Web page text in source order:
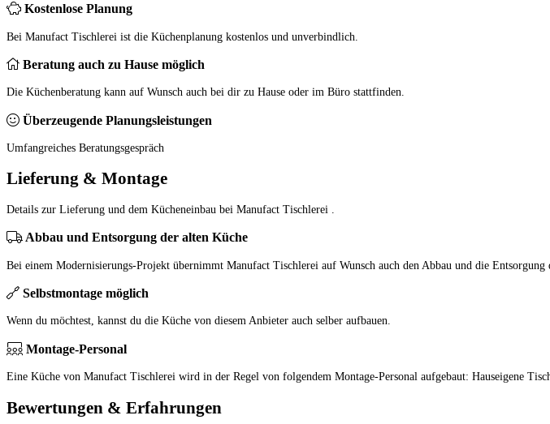
Kostenlose Planung
Bei Manufact Tischlerei ist die Küchenplanung kostenlos und unverbindlich.
Beratung auch zu Hause möglich
Die Küchenberatung kann auf Wunsch auch bei dir zu Hause oder im Büro stattfinden.
Überzeugende Planungsleistungen
Umfangreiches Beratungsgespräch
Lieferung & Montage
Details zur Lieferung und dem Kücheneinbau bei Manufact Tischlerei .
Abbau und Entsorgung der alten Küche
Bei einem Modernisierungs-Projekt übernimmt Manufact Tischlerei auf Wunsch auch den Abbau und die Entsorgung
Selbstmontage möglich
Wenn du möchtest, kannst du die Küche von diesem Anbieter auch selber aufbauen.
Montage-Personal
Eine Küche von Manufact Tischlerei wird in der Regel von folgendem Montage-Personal aufgebaut: Hauseigene
Bewertungen & Erfahrungen